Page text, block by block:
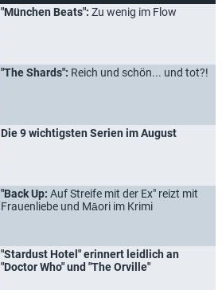
"München Beats": Zu wenig im Flow
"The Shards": Reich und schön... und tot?!
Die 9 wichtigsten Serien im August
"Back Up: Auf Streife mit der Ex" reizt mit
Frauenliebe und Māori im Krimi
"Stardust Hotel" erinnert leidlich an
"Doctor Who" und "The Orville"